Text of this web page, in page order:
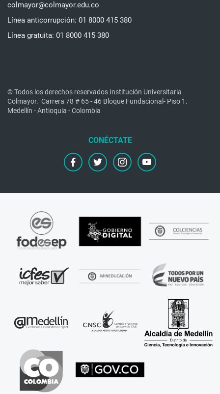
colmayor@colmayor.edu.co
Línea anticorrupción: 01 8000 415 380
Línea gratuita: 01 8000 415 380
© Todos los derechos reservados Institución Universitaria
Colmayor. Carrera 78 # 65 - 46 Bloque Fundacional- Piso 1.
Medellín - Antioquia - Colombia